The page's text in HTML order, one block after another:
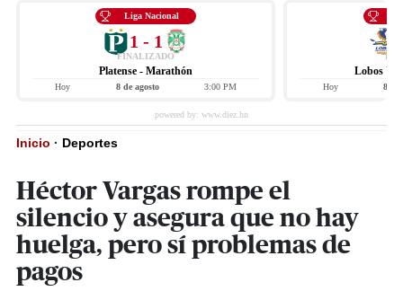
Liga Nacional
1 - 1
FINALIZADO
Platense - Marathón
Hoy 8 de agosto 3:00 PM
Lobos
Hoy 8 de
Inicio · Deportes
Héctor Vargas rompe el
silencio y asegura que no hay
huelga, pero sí problemas de
pagos